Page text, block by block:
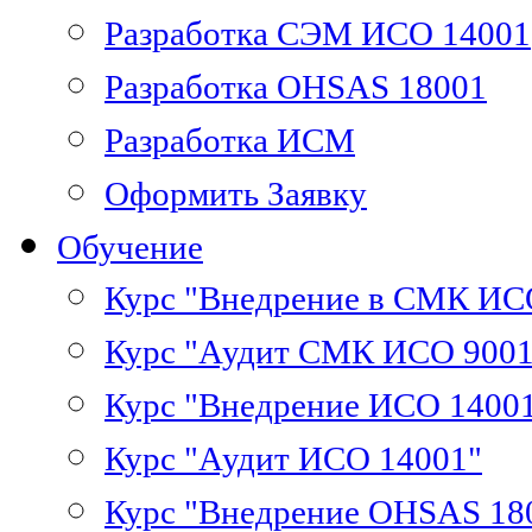
Разработка СЭМ ИСО 14001
Разработка OHSAS 18001
Разработка ИСМ
Оформить Заявку
Обучение
Курс "Внедрение в СМК
Курс "Аудит СМК ИСО
Курс "Внедрение ИСО
Курс "Аудит ИСО 14001"
Курс "Внедрение OHSAS